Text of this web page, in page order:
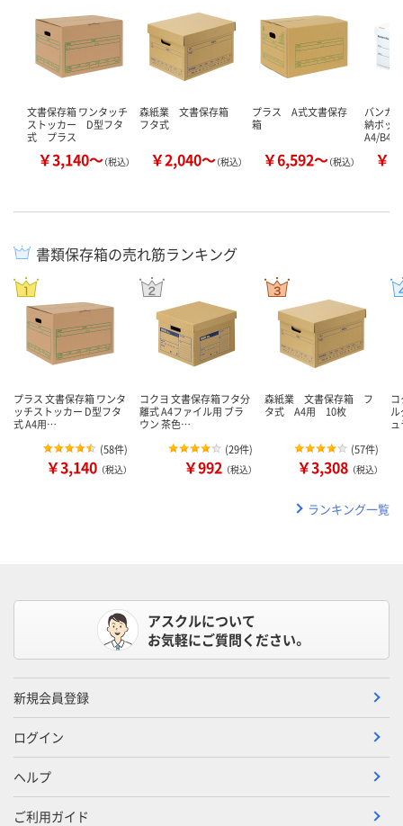
文書保存箱 ワンタッチ
ストッカー D型フタ
式 プラス
￥3,140～（税込）
森紙業 文書保存箱
フタ式
￥2,040～（税込）
プラス A式文書保存
箱
￥6,592～（税込）
バンカ
納ボッ
A4/B4
￥
書類保存箱の売れ筋ランキング
プラス 文書保存箱 ワンタ
ッチストッカー D型フタ
式 A4用…
(58件)
￥3,140 （税込）
コクヨ 文書保存箱フタ分
離式 A4ファイル用 ブラ
ウン 茶色…
(29件)
￥992 （税込）
森紙業 文書保存箱 フ
タ式 A4用 10枚
(57件)
￥3,308 （税込）
コ
ル
ランキング一覧
アスクルについて
お気軽にご質問ください。
新規会員登録
ログイン
ヘルプ
ご利用ガイド